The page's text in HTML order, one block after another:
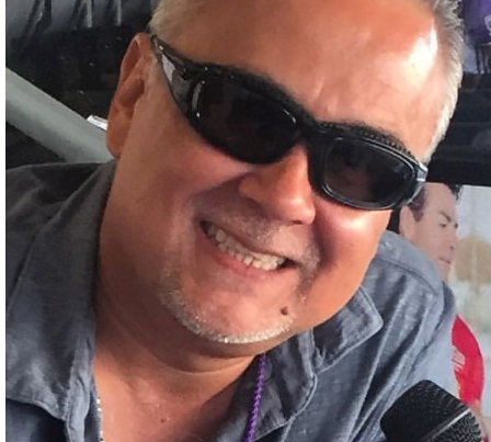
Otros Deportes
Risaralda
Pereira